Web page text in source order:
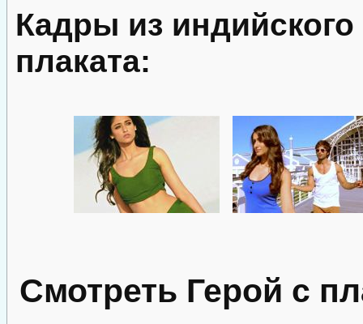
Кадры из
плаката:
Смотреть Герой с